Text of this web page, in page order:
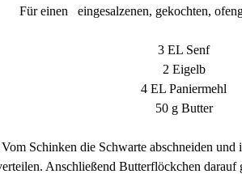
Für einen eingesalzenen, gekochten,
3 EL Senf
2 Eigelb
4 EL Paniermehl
50 g Butter
Schinken die Schwarte abschneiden
Anschließend Butterflöckchen